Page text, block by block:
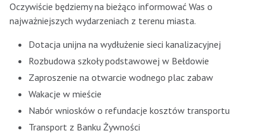
Oczywiście będziemy na bieżąco informować Was o
najważniejszych wydarzeniach z terenu miasta.
Dotacja unijna na wydłużenie sieci kanalizacyjnej
Rozbudowa szkoły podstawowej w Bełdowie
Zaproszenie na otwarcie wodnego plac zabaw
Wakacje w mieście
Nabór wniosków o refundacje kosztów transportu
Transport z Banku Żywności